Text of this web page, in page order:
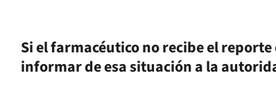
Si el farmacéutico no recibe el
informar de esa situación a la